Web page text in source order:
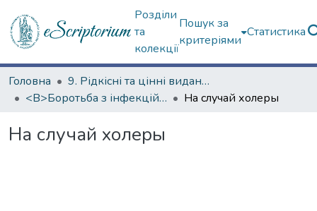
Розділи
та
колекції
Пошук за
критеріями
Статистика
Головна
9. Рідкісні та цінні видання
<B>Боротьба з інфекційними хворобами</B>
На случай холеры
На случай холеры